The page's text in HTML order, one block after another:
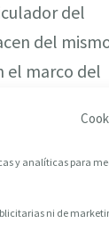
y analíticas para
ni de
del
del
el marco del